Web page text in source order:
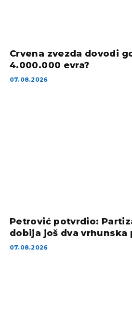
Crvena zvezda dovodi
4.000.000 evra?
07.08.2026
Petrović potvrdio:
dobija još dva vrhunska
07.08.2026